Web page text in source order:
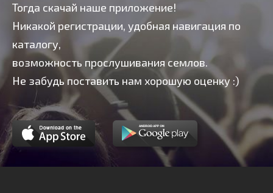
Тогда скачай наше приложение!
Никакой регистрации, удобная навигация по
каталогу,
возможность прослушивания семлов.
Не забудь поставить нам хорошую оценку :)